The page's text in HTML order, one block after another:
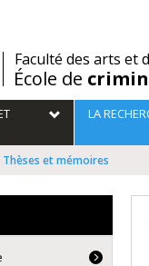
/Faculté des arts et
École de
LA
Thèses et mémoires